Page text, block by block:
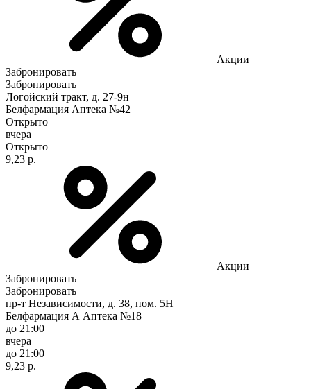
Акции
Забронировать
Забронировать
Логойский тракт, д. 27-9н
Белфармация Аптека №42
Открыто
вчера
Открыто
9,23 р.
Акции
Забронировать
Забронировать
пр-т Независимости, д. 38, пом. 5Н
Белфармация А Аптека №18
до 21:00
вчера
до 21:00
9,23 р.